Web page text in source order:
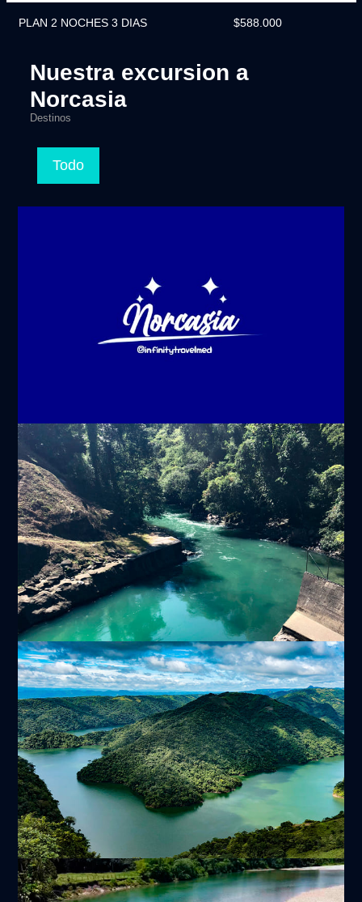
PLAN 2 NOCHES 3 DIAS $588.000
Nuestra excursion a
Norcasia
Destinos
Todo